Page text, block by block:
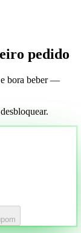
pedido
bora beber —